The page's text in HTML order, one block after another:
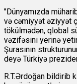
"Dünyamızda
və cəmiyyət əziyyət
tökülmədən, qlobal
vəzifəsini yerinə
Şurasının
deyə Türkiyə
R.T.Ərdoğan bildirib